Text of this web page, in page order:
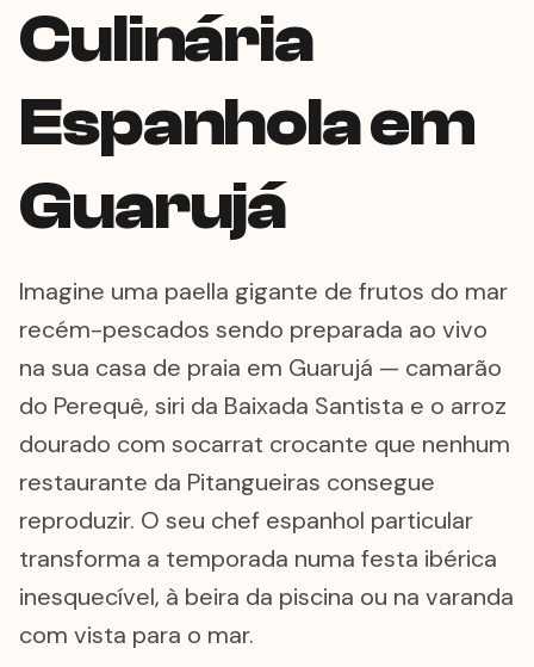
Culinária
Espanhola em
Guarujá
Imagine uma paella gigante de frutos do mar
recém-pescados sendo preparada ao vivo
na sua casa de praia em Guarujá — camarão
do Perequê, siri da Baixada Santista e o arroz
dourado com socarrat crocante que nenhum
restaurante da Pitangueiras consegue
reproduzir. O seu chef espanhol particular
transforma a temporada numa festa ibérica
inesquecível, à beira da piscina ou na varanda
com vista para o mar.